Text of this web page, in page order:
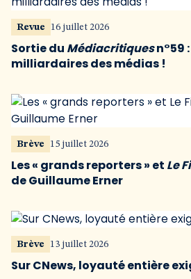
Revue 16 juillet 2026
Sortie du Médiacritiquesn°59
milliardaires des médias !
Brève 15 juillet 2026
Les « grands reporters » et Le
de Guillaume Erner
Brève 13 juillet 2026
Sur CNews, loyauté entière